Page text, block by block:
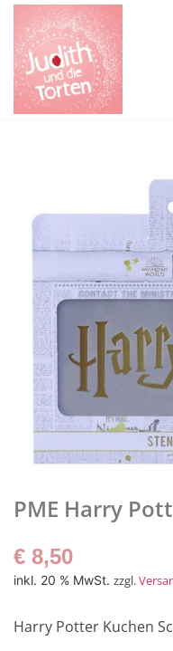
PME Harry
€ 8,50
inkl. 20 % MwSt. zzgl.
Harry Potter Kuchen